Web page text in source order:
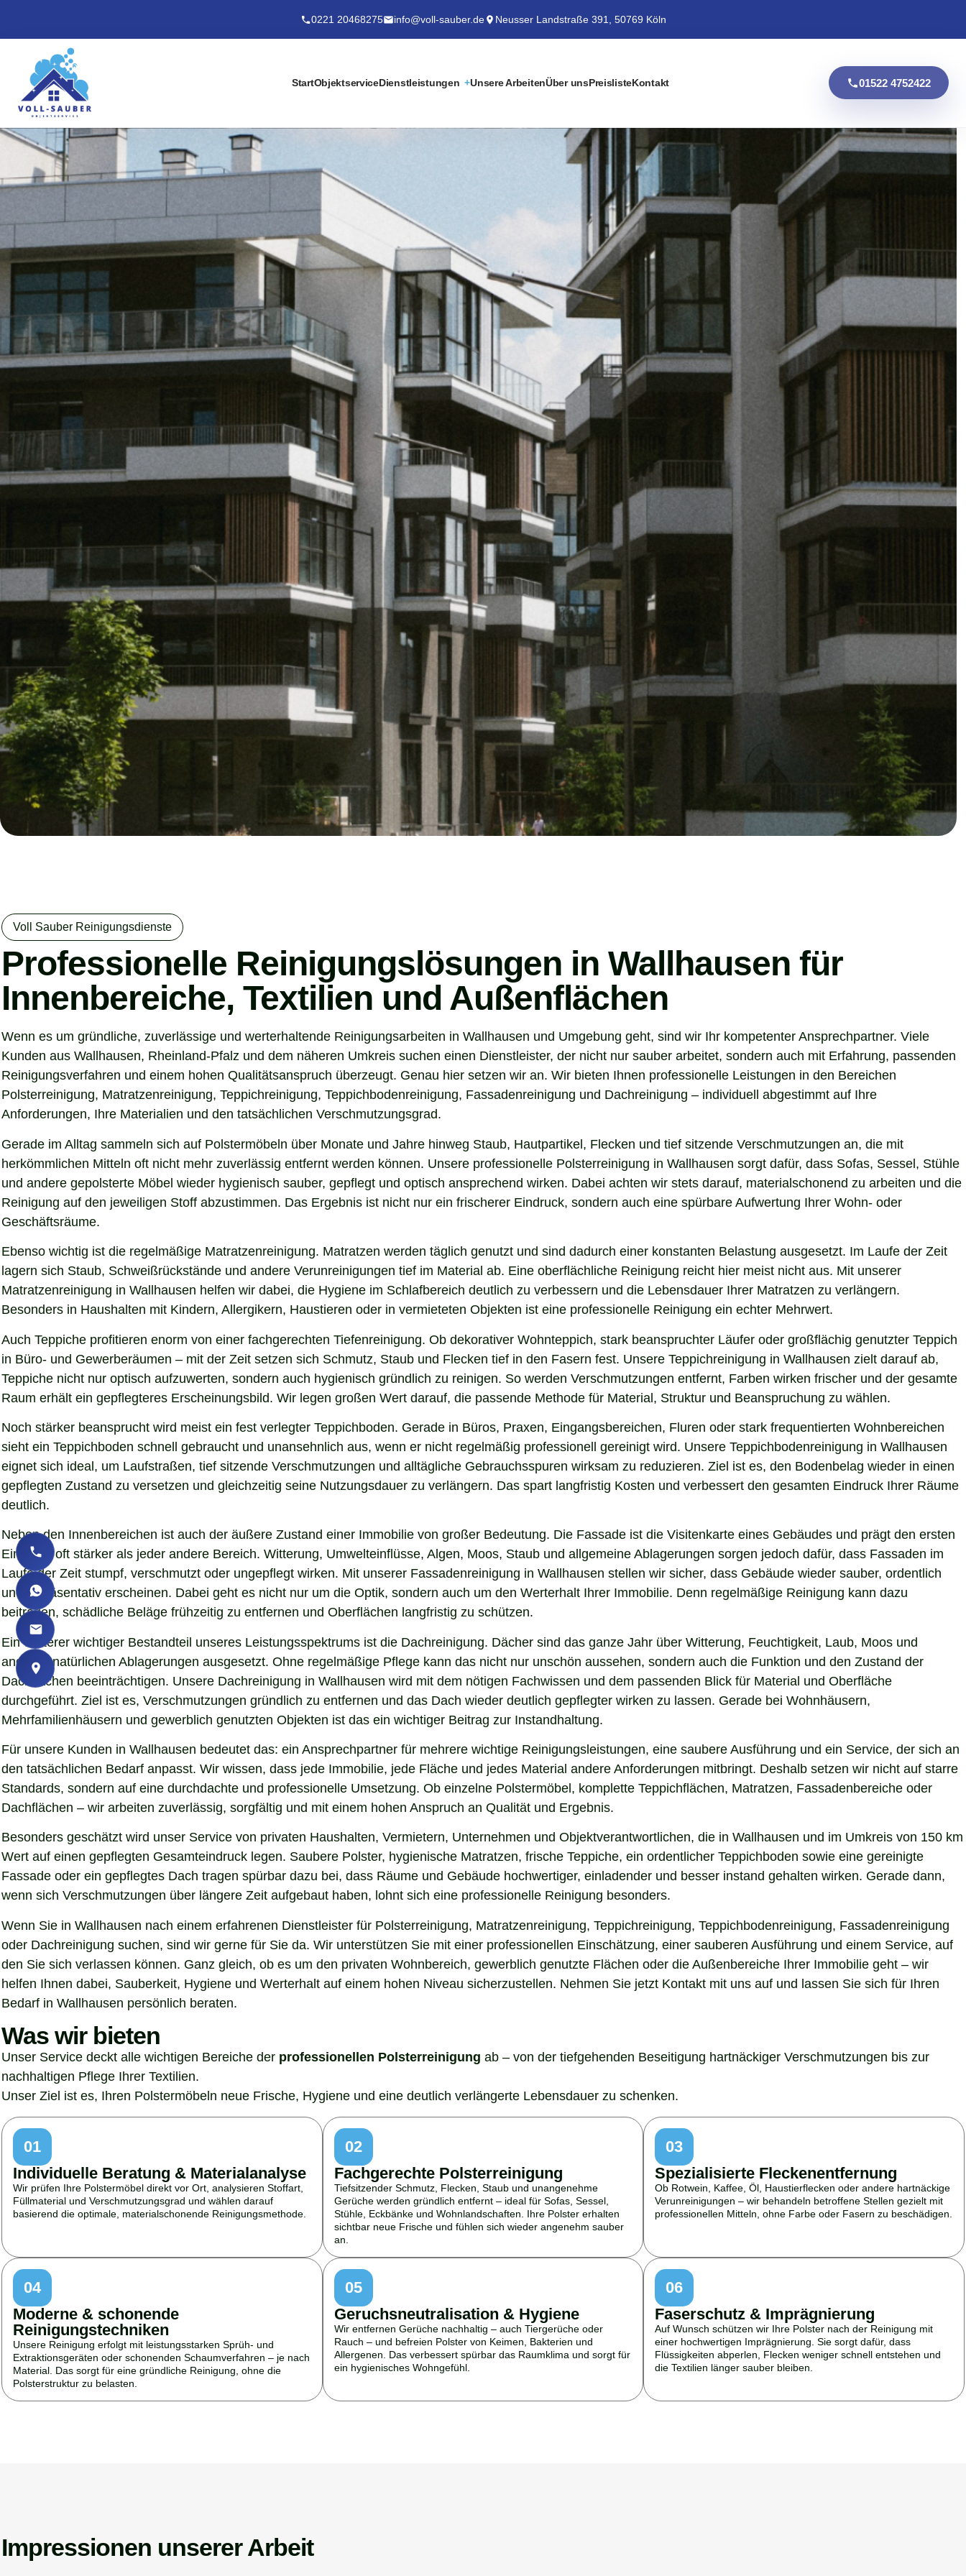
0221 20468275 info@voll-sauber.de Neusser Landstraße 391, 50769 Köln
StartObjektserviceDienstleistungen Unsere ArbeitenÜber unsPreislisteKontakt 01522 4752422
Voll Sauber Reinigungsdienste
Professionelle Reinigungslösungen in Wallhausen für
Innenbereiche, Textilien und Außenflächen
Wenn es um gründliche, zuverlässige und werterhaltende Reinigungsarbeiten in Wallhausen und Umgebung geht, sind wir Ihr kompetenter Ansprechpartner. Viele
Kunden aus Wallhausen, Rheinland-Pfalz und dem näheren Umkreis suchen einen Dienstleister, der nicht nur sauber arbeitet, sondern auch mit Erfahrung, passenden
Reinigungsverfahren und einem hohen Qualitätsanspruch überzeugt. Genau hier setzen wir an. Wir bieten Ihnen professionelle Leistungen in den Bereichen
Polsterreinigung, Matratzenreinigung, Teppichreinigung, Teppichbodenreinigung, Fassadenreinigung und Dachreinigung – individuell abgestimmt auf Ihre
Anforderungen, Ihre Materialien und den tatsächlichen Verschmutzungsgrad.
Gerade im Alltag sammeln sich auf Polstermöbeln über Monate und Jahre hinweg Staub, Hautpartikel, Flecken und tief sitzende Verschmutzungen an, die mit
herkömmlichen Mitteln oft nicht mehr zuverlässig entfernt werden können. Unsere professionelle Polsterreinigung in Wallhausen sorgt dafür, dass Sofas, Sessel, Stühle
und andere gepolsterte Möbel wieder hygienisch sauber, gepflegt und optisch ansprechend wirken. Dabei achten wir stets darauf, materialschonend zu arbeiten und die
Reinigung auf den jeweiligen Stoff abzustimmen. Das Ergebnis ist nicht nur ein frischerer Eindruck, sondern auch eine spürbare Aufwertung Ihrer Wohn- oder
Geschäftsräume.
Ebenso wichtig ist die regelmäßige Matratzenreinigung. Matratzen werden täglich genutzt und sind dadurch einer konstanten Belastung ausgesetzt. Im Laufe der Zeit
lagern sich Staub, Schweißrückstände und andere Verunreinigungen tief im Material ab. Eine oberflächliche Reinigung reicht hier meist nicht aus. Mit unserer
Matratzenreinigung in Wallhausen helfen wir dabei, die Hygiene im Schlafbereich deutlich zu verbessern und die Lebensdauer Ihrer Matratzen zu verlängern.
Besonders in Haushalten mit Kindern, Allergikern, Haustieren oder in vermieteten Objekten ist eine professionelle Reinigung ein echter Mehrwert.
Auch Teppiche profitieren enorm von einer fachgerechten Tiefenreinigung. Ob dekorativer Wohnteppich, stark beanspruchter Läufer oder großflächig genutzter Teppich
in Büro- und Gewerberäumen – mit der Zeit setzen sich Schmutz, Staub und Flecken tief in den Fasern fest. Unsere Teppichreinigung in Wallhausen zielt darauf ab,
Teppiche nicht nur optisch aufzuwerten, sondern auch hygienisch gründlich zu reinigen. So werden Verschmutzungen entfernt, Farben wirken frischer und der gesamte
Raum erhält ein gepflegteres Erscheinungsbild. Wir legen großen Wert darauf, die passende Methode für Material, Struktur und Beanspruchung zu wählen.
Noch stärker beansprucht wird meist ein fest verlegter Teppichboden. Gerade in Büros, Praxen, Eingangsbereichen, Fluren oder stark frequentierten Wohnbereichen
sieht ein Teppichboden schnell gebraucht und unansehnlich aus, wenn er nicht regelmäßig professionell gereinigt wird. Unsere Teppichbodenreinigung in Wallhausen
eignet sich ideal, um Laufstraßen, tief sitzende Verschmutzungen und alltägliche Gebrauchsspuren wirksam zu reduzieren. Ziel ist es, den Bodenbelag wieder in einen
gepflegten Zustand zu versetzen und gleichzeitig seine Nutzungsdauer zu verlängern. Das spart langfristig Kosten und verbessert den gesamten Eindruck Ihrer Räume
deutlich.
Neben den Innenbereichen ist auch der äußere Zustand einer Immobilie von großer Bedeutung. Die Fassade ist die Visitenkarte eines Gebäudes und prägt den ersten
Eindruck oft stärker als jeder andere Bereich. Witterung, Umwelteinflüsse, Algen, Moos, Staub und allgemeine Ablagerungen sorgen jedoch dafür, dass Fassaden im
Laufe der Zeit stumpf, verschmutzt oder ungepflegt wirken. Mit unserer Fassadenreinigung in Wallhausen stellen wir sicher, dass Gebäude wieder sauber, ordentlich
und repräsentativ erscheinen. Dabei geht es nicht nur um die Optik, sondern auch um den Werterhalt Ihrer Immobilie. Denn regelmäßige Reinigung kann dazu
beitragen, schädliche Beläge frühzeitig zu entfernen und Oberflächen langfristig zu schützen.
Ein weiterer wichtiger Bestandteil unseres Leistungsspektrums ist die Dachreinigung. Dächer sind das ganze Jahr über Witterung, Feuchtigkeit, Laub, Moos und
anderen natürlichen Ablagerungen ausgesetzt. Ohne regelmäßige Pflege kann das nicht nur unschön aussehen, sondern auch die Funktion und den Zustand der
Dachflächen beeinträchtigen. Unsere Dachreinigung in Wallhausen wird mit dem nötigen Fachwissen und dem passenden Blick für Material und Oberfläche
durchgeführt. Ziel ist es, Verschmutzungen gründlich zu entfernen und das Dach wieder deutlich gepflegter wirken zu lassen. Gerade bei Wohnhäusern,
Mehrfamilienhäusern und gewerblich genutzten Objekten ist das ein wichtiger Beitrag zur Instandhaltung.
Für unsere Kunden in Wallhausen bedeutet das: ein Ansprechpartner für mehrere wichtige Reinigungsleistungen, eine saubere Ausführung und ein Service, der sich an
den tatsächlichen Bedarf anpasst. Wir wissen, dass jede Immobilie, jede Fläche und jedes Material andere Anforderungen mitbringt. Deshalb setzen wir nicht auf starre
Standards, sondern auf eine durchdachte und professionelle Umsetzung. Ob einzelne Polstermöbel, komplette Teppichflächen, Matratzen, Fassadenbereiche oder
Dachflächen – wir arbeiten zuverlässig, sorgfältig und mit einem hohen Anspruch an Qualität und Ergebnis.
Besonders geschätzt wird unser Service von privaten Haushalten, Vermietern, Unternehmen und Objektverantwortlichen, die in Wallhausen und im Umkreis von 150 km
Wert auf einen gepflegten Gesamteindruck legen. Saubere Polster, hygienische Matratzen, frische Teppiche, ein ordentlicher Teppichboden sowie eine gereinigte
Fassade oder ein gepflegtes Dach tragen spürbar dazu bei, dass Räume und Gebäude hochwertiger, einladender und besser instand gehalten wirken. Gerade dann,
wenn sich Verschmutzungen über längere Zeit aufgebaut haben, lohnt sich eine professionelle Reinigung besonders.
Wenn Sie in Wallhausen nach einem erfahrenen Dienstleister für Polsterreinigung, Matratzenreinigung, Teppichreinigung, Teppichbodenreinigung, Fassadenreinigung
oder Dachreinigung suchen, sind wir gerne für Sie da. Wir unterstützen Sie mit einer professionellen Einschätzung, einer sauberen Ausführung und einem Service, auf
den Sie sich verlassen können. Ganz gleich, ob es um den privaten Wohnbereich, gewerblich genutzte Flächen oder die Außenbereiche Ihrer Immobilie geht – wir
helfen Ihnen dabei, Sauberkeit, Hygiene und Werterhalt auf einem hohen Niveau sicherzustellen. Nehmen Sie jetzt Kontakt mit uns auf und lassen Sie sich für Ihren
Bedarf in Wallhausen persönlich beraten.
Was wir bieten
Unser Service deckt alle wichtigen Bereiche der professionellen Polsterreinigung ab – von der tiefgehenden Beseitigung hartnäckiger Verschmutzungen bis zur
nachhaltigen Pflege Ihrer Textilien.
Unser Ziel ist es, Ihren Polstermöbeln neue Frische, Hygiene und eine deutlich verlängerte Lebensdauer zu schenken.
01
Individuelle Beratung & Materialanalyse
Wir prüfen Ihre Polstermöbel direkt vor Ort, analysieren Stoffart,
Füllmaterial und Verschmutzungsgrad und wählen darauf
basierend die optimale, materialschonende Reinigungsmethode.
02
Fachgerechte Polsterreinigung
Tiefsitzender Schmutz, Flecken, Staub und unangenehme
Gerüche werden gründlich entfernt – ideal für Sofas, Sessel,
Stühle, Eckbänke und Wohnlandschaften. Ihre Polster erhalten
sichtbar neue Frische und fühlen sich wieder angenehm sauber
an.
03
Spezialisierte Fleckenentfernung
Ob Rotwein, Kaffee, Öl, Haustierflecken oder andere hartnäckige
Verunreinigungen – wir behandeln betroffene Stellen gezielt mit
professionellen Mitteln, ohne Farbe oder Fasern zu beschädigen.
04
Moderne & schonende
Reinigungstechniken
Unsere Reinigung erfolgt mit leistungsstarken Sprüh- und
Extraktionsgeräten oder schonenden Schaumverfahren – je nach
Material. Das sorgt für eine gründliche Reinigung, ohne die
Polsterstruktur zu belasten.
05
Geruchsneutralisation & Hygiene
Wir entfernen Gerüche nachhaltig – auch Tiergerüche oder
Rauch – und befreien Polster von Keimen, Bakterien und
Allergenen. Das verbessert spürbar das Raumklima und sorgt für
ein hygienisches Wohngefühl.
06
Faserschutz & Imprägnierung
Auf Wunsch schützen wir Ihre Polster nach der Reinigung mit
einer hochwertigen Imprägnierung. Sie sorgt dafür, dass
Flüssigkeiten abperlen, Flecken weniger schnell entstehen und
die Textilien länger sauber bleiben.
Impressionen unserer Arbeit